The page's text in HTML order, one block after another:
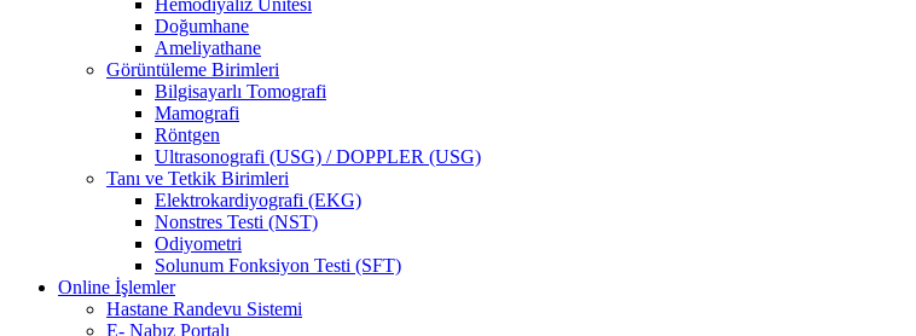
Doğumhane
Ameliyathane
Görüntüleme Birimleri
Bilgisayarlı Tomografi
Mamografi
Röntgen
Ultrasonografi (USG) / DOPPLER (USG)
Tanı ve Tetkik Birimleri
Elektrokardiyografi (EKG)
Nonstres Testi (NST)
Odiyometri
Solunum Fonksiyon Testi (SFT)
Online İşlemler
Hastane Randevu Sistemi
E- Nabız Portalı